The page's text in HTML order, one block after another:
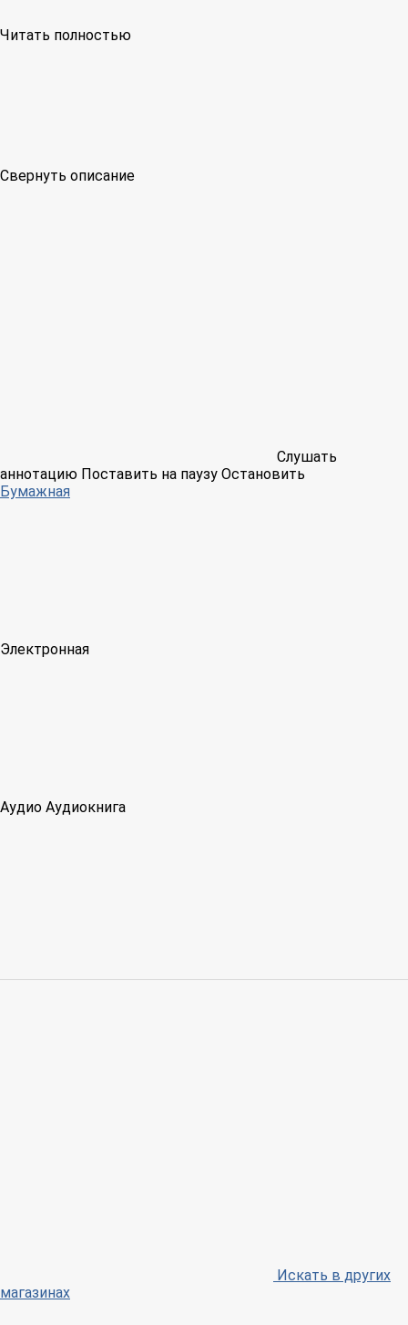
Читать полностью
Свернуть описание
Слушать
аннотацию Поставить на паузу Остановить
Бумажная
Электронная
Аудио Аудиокнига
Искать в других
магазинах